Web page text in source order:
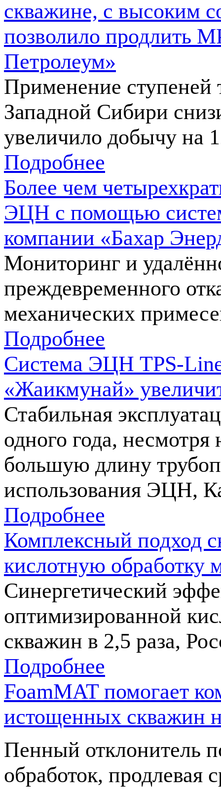
скважине, с высоким
позволило продлить
Петролеум»
Применение ступеней
Западной Сибири
увеличило добычу на
Подробнее
Более чем
ЭЦН с помощью
компании «Бахар
Мониторинг и
преждевременного
механических
Подробнее
Система ЭЦН TPS-
«Жаикмунай»
Стабильная
одного года,
большую длину
использования ЭЦН,
Подробнее
Комплексный подход
кислотную обработку
Синергетический
оптимизированной
скважин в 2,5 раза,
Подробнее
FoamMAT помогает
истощенных скважин
Пенный отклонитель
обработок, продлевая